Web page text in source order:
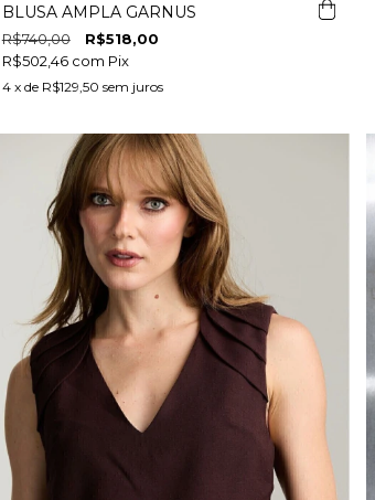
BLUSA AMPLA GARNUS
R$740,00
R$518,00
R$502,46 com Pix
4 x de R$129,50 sem juros